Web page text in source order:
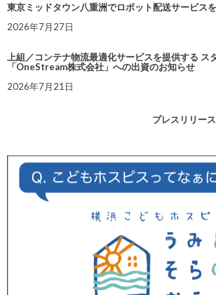
東京ミッドタウン八重洲でロボット配送サービス
2026年7月27日
上組／コンテナ物流最適化サービスを提供する ス
「OneStream株式会社」への出資のお知らせ
2026年7月21日
プレスリリー